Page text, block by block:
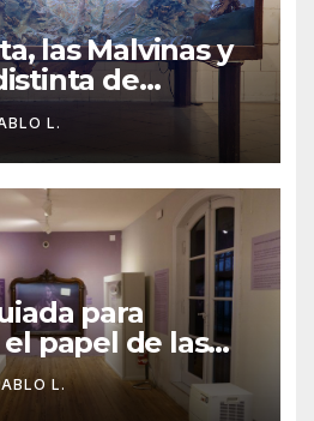
las Malvinas y
de
argentino
L.
para
papel de las
historia
L.